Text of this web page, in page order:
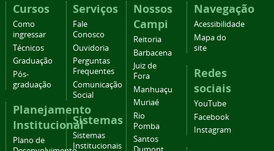
Cursos
Como
ingressar
Técnicos
Graduação
Pós-
graduação
Planejamento
Institucional
Plano de
Serviços
Fale
Conosco
Ouvidoria
Perguntas
Frequentes
Comunicação
Social
Sistemas
Sistemas
Institucionais
Nossos
Campi
Reitoria
Barbacena
Juiz de
Fora
Manhuaçu
Muriaé
Rio
Pomba
Santos
Navegação
Acessibilidade
Mapa do
site
Redes
sociais
YouTube
Facebook
Instagram